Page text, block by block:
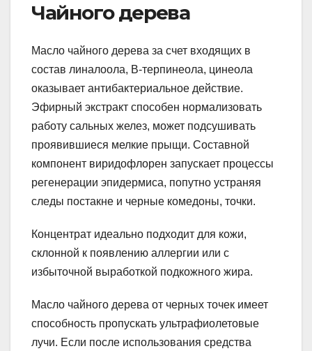
Чайного дерева
Масло чайного дерева за счет входящих в
состав линалоола, В-терпинеола, цинеола
оказывает антибактериальное действие.
Эфирный экстракт способен нормализовать
работу сальных желез, может подсушивать
проявившиеся мелкие прыщи. Составной
компонент виридофлорен запускает процессы
регенерации эпидермиса, попутно устраняя
следы постакне и черные комедоны, точки.
Концентрат идеально подходит для кожи,
склонной к появлению аллергии или с
избыточной выработкой подкожного жира.
Масло чайного дерева от черных точек имеет
способность пропускать ультрафиолетовые
лучи. Если после использования средства